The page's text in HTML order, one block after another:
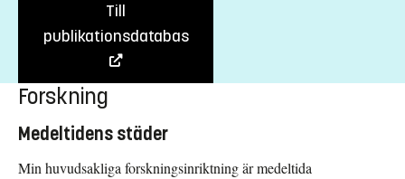
Till
publikationsdatabas
Forskning
Medeltidens städer
Min huvudsakliga forskningsinriktning är medeltida